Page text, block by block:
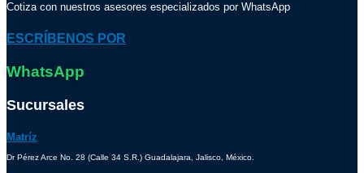
Cotiza con nuestros asesores especializados por WhatsApp
ESCRÍBENOS POR
WhatsApp
Sucursales
Matríz
Dr Pérez Arce No. 28 (Calle 34 S.R.) Guadalajara, Jalisco, México.